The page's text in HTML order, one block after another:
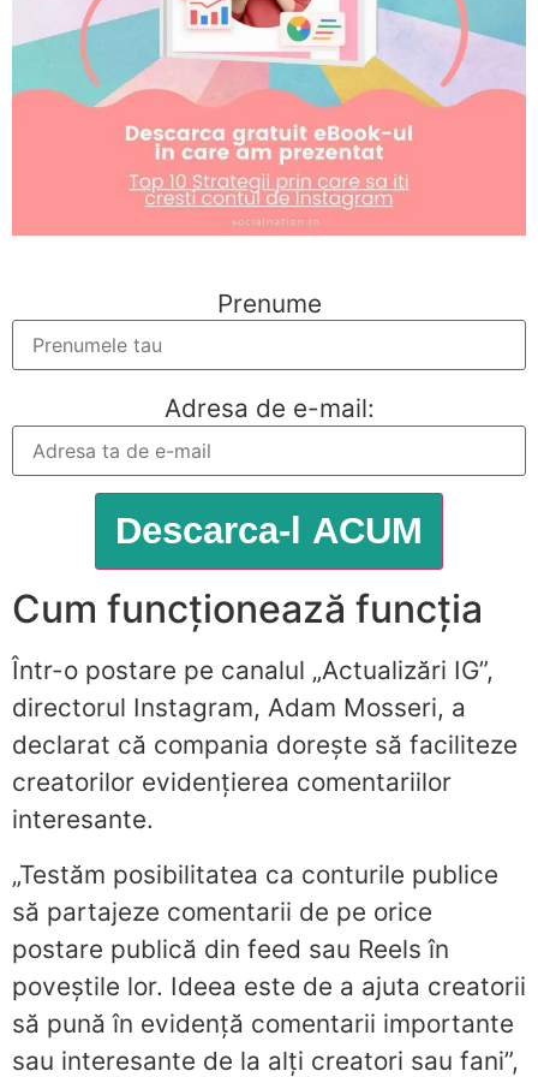
Prenume
Adresa de e-mail:
Cum funcționează funcția
Într-o postare pe canalul „Actualizări IG”,
directorul Instagram, Adam Mosseri, a
declarat că compania dorește să faciliteze
creatorilor evidențierea comentariilor
interesante.
„Testăm posibilitatea ca conturile publice
să partajeze comentarii de pe orice
postare publică din feed sau Reels în
poveștile lor. Ideea este de a ajuta creatorii
să pună în evidență comentarii importante
sau interesante de la alți creatori sau fani”,